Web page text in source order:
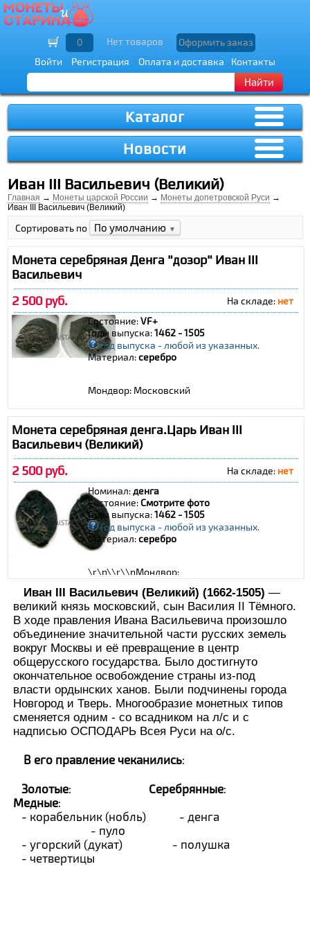
Войти Регистрация Оплата и доставка Контакты
Найти
0 Нет товаров Оформить заказ
Каталог
Новости
Иван III Васильевич (Великий)
Главная → Монеты царской России → Монеты допетровской Руси →
Иван III Васильевич (Великий)
Сортировать по По умолчанию ▼
Монета серебряная Денга "дозор" Иван III
Васильевич
2 500 руб.
На складе: нет
Состояние:VF+
Годы выпуска:1462 - 1505
Год выпуска - любой из указанных.
Материал:серебро
Мондвор: Московский
Монета серебряная денга.Царь Иван III
Васильевич (Великий)
2 500 руб.
На складе: нет
Номинал:денга
Состояние:Смотрите фото
Годы выпуска:1462 - 1505
Год выпуска - любой из указанных.
Материал:серебро
\r\n\\r\\nМондвор:
Иван III Васильевич (Великий) (1662-1505) —
великий князь московский, сын Василия II Тёмного.
В ходе правления Ивана Васильевича произошло
объединение значительной части русских земель
вокруг Москвы и её превращение в центр
общерусского государства. Было достигнуто
окончательное освобождение страны из-под
власти ордынских ханов. Были подчинены города
Новгород и Тверь. Многообразие монетных типов
сменяется одним - со всадником на л/с и с
надписью ОСПОДАРЬ Всея Руси на о/с.
В его правление чеканились:
Золотые: Серебрянные:
Медные:
- корабельник (нобль) - денга
- пуло
- угорский (дукат) - полушка
- четвертицы